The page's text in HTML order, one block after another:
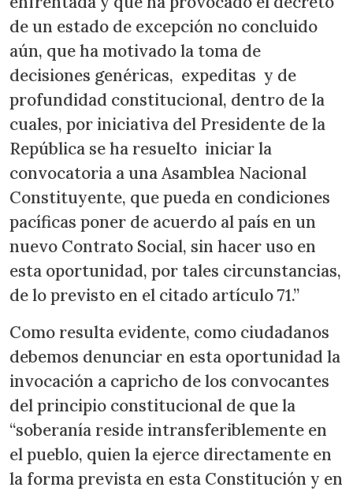
de un estado de excepción no concluido
aún, que ha motivado la toma de
decisiones genéricas, expeditas y de
profundidad constitucional, dentro de la
cuales, por iniciativa del Presidente de la
República se ha resuelto iniciar la
convocatoria a una Asamblea Nacional
Constituyente, que pueda en condiciones
pacíficas poner de acuerdo al país en un
nuevo Contrato Social, sin hacer uso en
esta oportunidad, por tales circunstancias,
de lo previsto en el citado artículo 71.”
Como resulta evidente, como ciudadanos
debemos denunciar en esta oportunidad la
invocación a capricho de los convocantes
del principio constitucional de que la
“soberanía reside intransferiblemente en
el pueblo, quien la ejerce directamente en
la forma prevista en esta Constitución y en